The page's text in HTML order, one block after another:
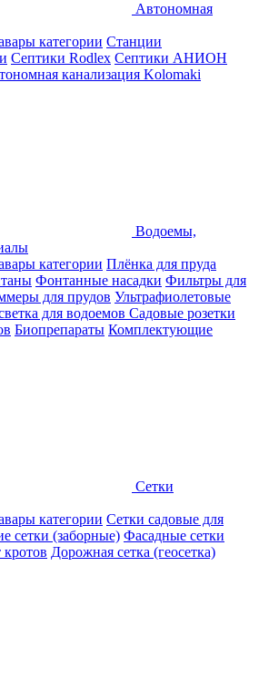
Автономная
категории Станции
Септики Rodlex Септики АНИОН
канализация Kolomaki
Водоемы,
категории Плёнка для пруда
Фонтанные насадки Фильтры для
для прудов Ультрафиолетовые
для водоемов Садовые розетки
Биопрепараты Комплектующие
Сетки
категории Сетки садовые для
сетки (заборные) Фасадные сетки
кротов Дорожная сетка (геосетка)